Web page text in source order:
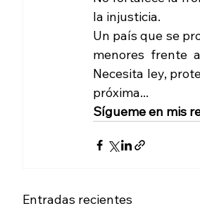
la injusticia.
Un país que se
menores frente
Necesita ley,
próxima...
Sígueme en mis
Entradas recientes